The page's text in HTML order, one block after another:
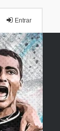
Entrar